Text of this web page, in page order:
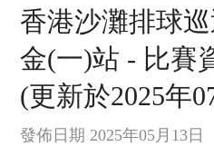
香港沙灘排球
金(一)站 - 比賽
(更新於2025年
發佈日期 2025年05月13日